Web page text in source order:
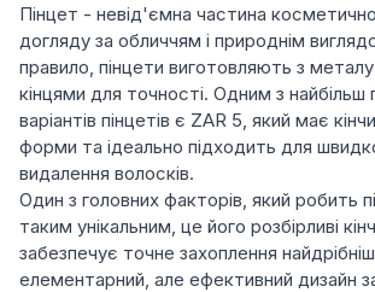
Пінцет - невід'ємна частина
догляду за обличчям і природнім
правило, пінцети виготовляють з
кінцями для точності. Одним з найбільш
варіантів пінцетів є ZAR 5, який має
форми та ідеально підходить для
видалення волосків.
Один з головних факторів, який робить
таким унікальним, це його розбірливі
забезпечує точне захоплення
елементарний, але ефективний дизайн